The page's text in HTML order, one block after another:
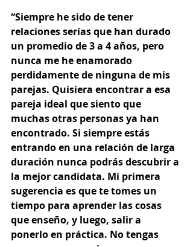
“Siempre he sido de tener
relaciones serías que han durado
un promedio de 3 a 4 años, pero
nunca me he enamorado
perdidamente de ninguna de mis
parejas. Quisiera encontrar a esa
pareja ideal que siento que
muchas otras personas ya han
encontrado. Si siempre estás
entrando en una relación de larga
duración nunca podrás descubrir a
la mejor candidata. Mi primera
sugerencia es que te tomes un
tiempo para aprender las cosas
que enseño, y luego, salir a
ponerlo en práctica. No tengas